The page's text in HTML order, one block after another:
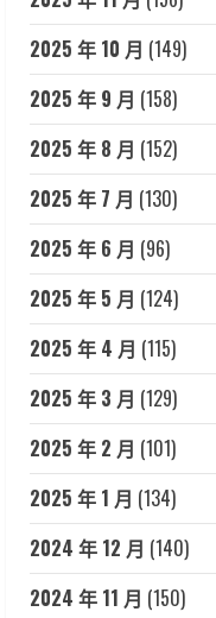
2025 年 10 月 (149)
2025 年 9 月 (158)
2025 年 8 月 (152)
2025 年 7 月 (130)
2025 年 6 月 (96)
2025 年 5 月 (124)
2025 年 4 月 (115)
2025 年 3 月 (129)
2025 年 2 月 (101)
2025 年 1 月 (134)
2024 年 12 月 (140)
2024 年 11 月 (150)